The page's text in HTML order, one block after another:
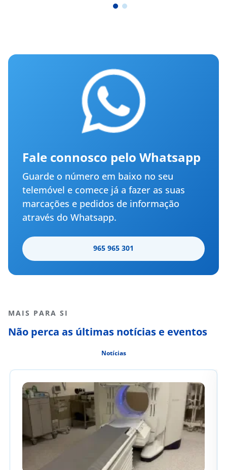
Fale connosco pelo Whatsapp
Guarde o número em baixo no seu
telemóvel e comece já a fazer as suas
marcações e pedidos de informação
através do Whatsapp.
965 965 301
MAIS PARA SI
Não perca as últimas notícias e eventos
Notícias